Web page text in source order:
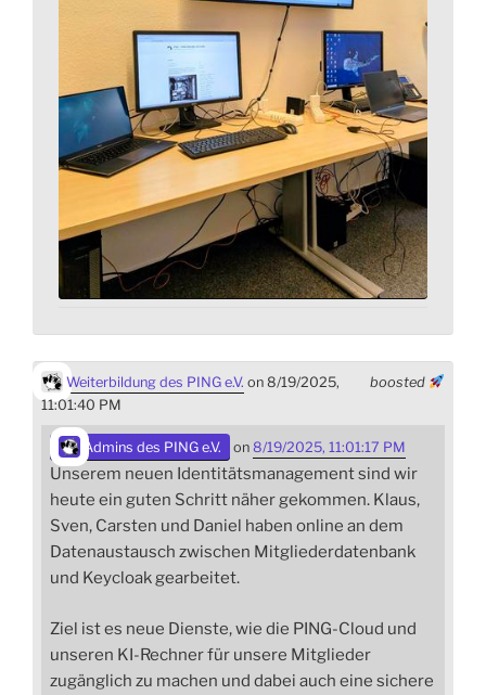
boosted
Weiterbildung des PING e.V. on 8/19/2025,
11:01:40 PM
Admins des PING e.V. on 8/19/2025, 11:01:17 PM
Unserem neuen Identitätsmanagement sind wir
heute ein guten Schritt näher gekommen. Klaus,
Sven, Carsten und Daniel haben online an dem
Datenaustausch zwischen Mitgliederdatenbank
und Keycloak gearbeitet.
Ziel ist es neue Dienste, wie die PING-Cloud und
unseren KI-Rechner für unsere Mitglieder
zugänglich zu machen und dabei auch eine sichere